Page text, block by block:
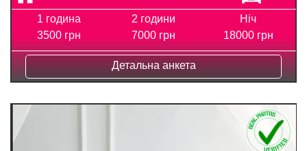
1 година
3500 грн
2 години
7000 грн
Ніч
18000 грн
Детальна анкета